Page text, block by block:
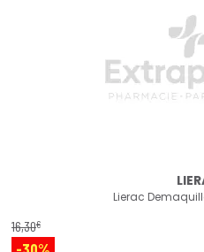
Lierac
16,30€